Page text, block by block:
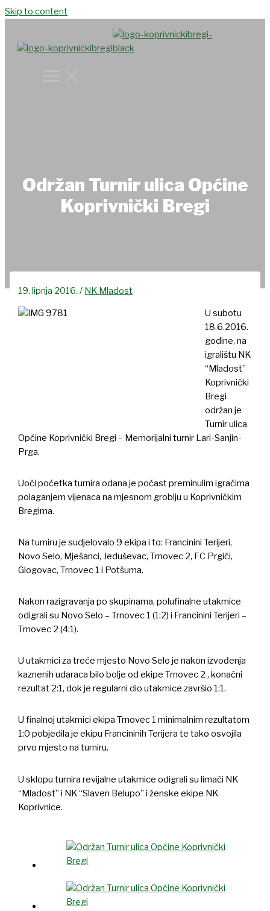
Skip to content
Održan Turnir ulica Općine
Koprivnički Bregi
19. lipnja 2016./ NK Mladost
U subotu
18.6.2016.
godine, na
igralištu NK
“Mladost”
Koprivnički
Bregi
održan je
Turnir ulica
Općine Koprivnički Bregi – Memorijalni turnir Lari-Sanjin-
Prga.
Uoči početka turnira odana je počast preminulim igračima
polaganjem vijenaca na mjesnom groblju u Koprivničkim
Bregima.
Na turniru je sudjelovalo 9 ekipa i to: Francinini Terijeri,
Novo Selo, Mješanci, Jeduševac, Trnovec 2, FC Prgići,
Glogovac, Trnovec 1 i Potšuma.
Nakon razigravanja po skupinama, polufinalne utakmice
odigrali su Novo Selo – Trnovec 1 (1:2) i Francinini Terijeri –
Trnovec 2 (4:1).
U utakmici za treće mjesto Novo Selo je nakon izvođenja
kaznenih udaraca bilo bolje od ekipe Trnovec 2 , konačni
rezultat 2:1, dok je regularni dio utakmice završio 1:1.
U finalnoj utakmici ekipa Trnovec 1 minimalnim rezultatom
1:0 pobjedila je ekipu Francininih Terijera te tako osvojila
prvo mjesto na turniru.
U sklopu turnira revijalne utakmice odigrali su limaći NK
“Mladost” i NK “Slaven Belupo” i ženske ekipe NK
Koprivnice.